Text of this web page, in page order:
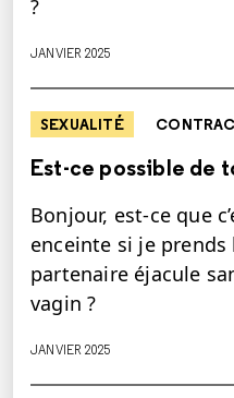
?
JANVIER 2025
SEXUALITÉ
Est-ce possible de
Bonjour, est-ce que
enceinte si je
partenaire éjacule
vagin ?
JANVIER 2025